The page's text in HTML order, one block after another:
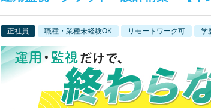
正社員 職種・業種未経験OK リモートワーク可 学